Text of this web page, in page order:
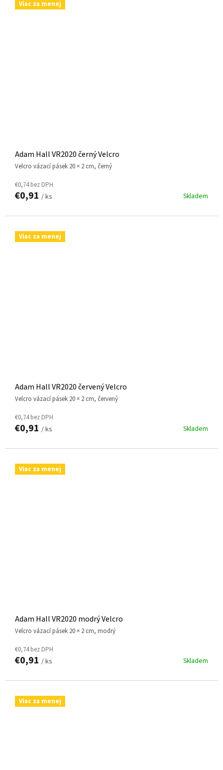
Viac za menej
Adam Hall VR2020 černý Velcro
Velcro vázací pásek 20 × 2 cm, černý
Skladem
€0,74 bez DPH
€0,91 / ks
Viac za menej
Adam Hall VR2020 červený Velcro
Velcro vázací pásek 20 × 2 cm, červený
Skladem
€0,74 bez DPH
€0,91 / ks
Viac za menej
Adam Hall VR2020 modrý Velcro
Velcro vázací pásek 20 × 2 cm, modrý
Skladem
€0,74 bez DPH
€0,91 / ks
Viac za menej